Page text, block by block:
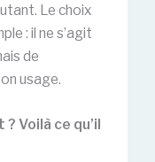
Le choix
: il ne s’agit
de
usage.
Voilà ce qu’il